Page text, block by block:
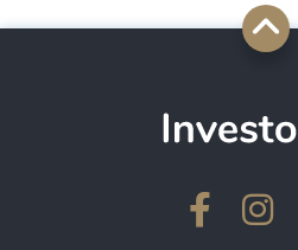
49.22%
49.04%
46.72%